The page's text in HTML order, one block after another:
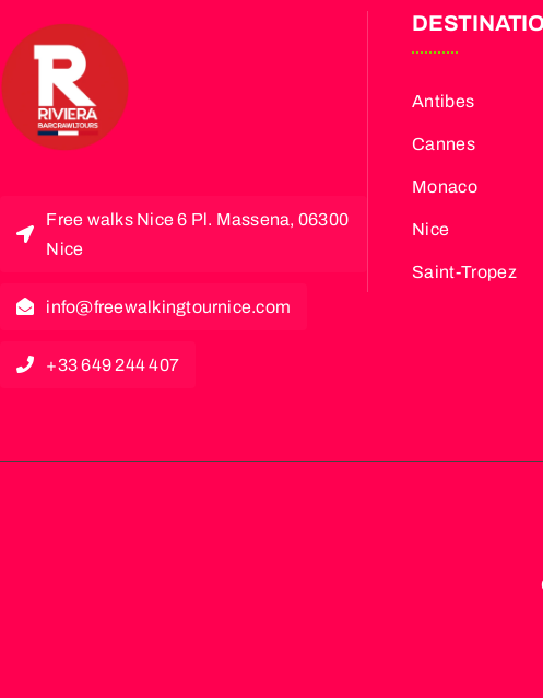
Free walks Nice 6 Pl. Massena, 06300
Nice
info@freewalkingtournice.com
+33 649 244 407
Antibes
Cannes
Monaco
Nice
Saint-Tropez